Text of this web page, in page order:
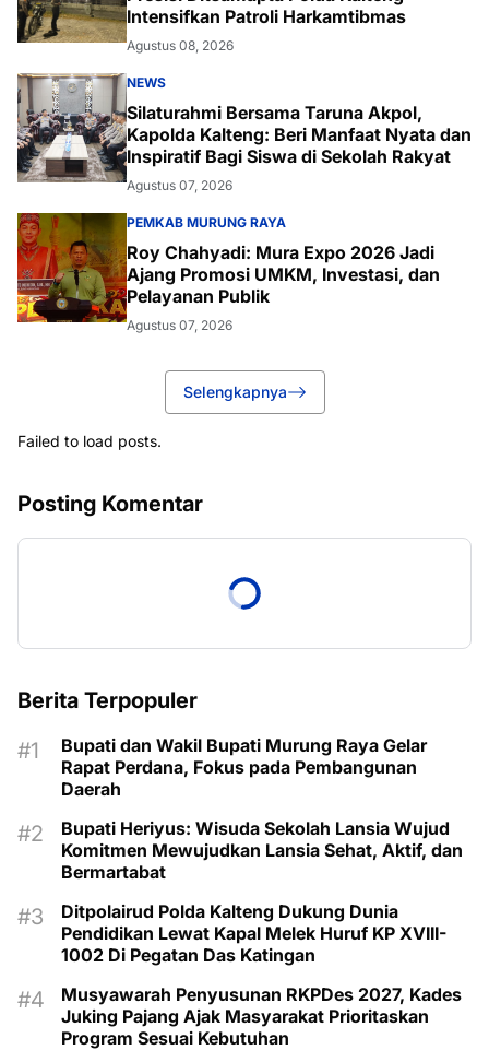
Intensifkan Patroli Harkamtibmas
Agustus 08, 2026
NEWS
Silaturahmi Bersama Taruna Akpol,
Kapolda Kalteng: Beri Manfaat Nyata dan
Inspiratif Bagi Siswa di Sekolah Rakyat
Agustus 07, 2026
PEMKAB MURUNG RAYA
Roy Chahyadi: Mura Expo 2026 Jadi
Ajang Promosi UMKM, Investasi, dan
Pelayanan Publik
Agustus 07, 2026
Selengkapnya
Failed to load posts.
Posting Komentar
Berita Terpopuler
Bupati dan Wakil Bupati Murung Raya Gelar
Rapat Perdana, Fokus pada Pembangunan
Daerah
Bupati Heriyus: Wisuda Sekolah Lansia Wujud
Komitmen Mewujudkan Lansia Sehat, Aktif, dan
Bermartabat
Ditpolairud Polda Kalteng Dukung Dunia
Pendidikan Lewat Kapal Melek Huruf KP XVIII-
1002 Di Pegatan Das Katingan
Musyawarah Penyusunan RKPDes 2027, Kades
Juking Pajang Ajak Masyarakat Prioritaskan
Program Sesuai Kebutuhan